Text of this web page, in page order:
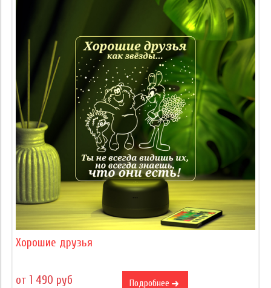
Хорошие друзья
от 1 490 руб Подробнее